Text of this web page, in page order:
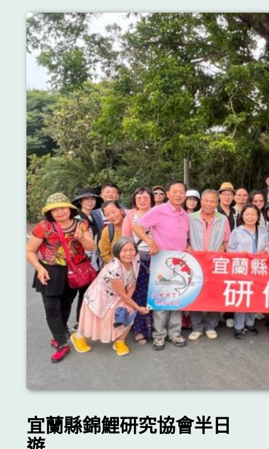
宜蘭縣錦鯉研究協會半日